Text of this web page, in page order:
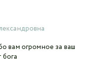
вам огромное за ваш